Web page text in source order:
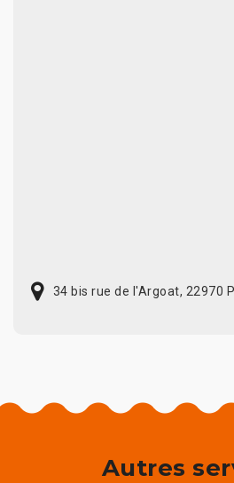
34 bis rue de l'Argoat, 22970
Autres